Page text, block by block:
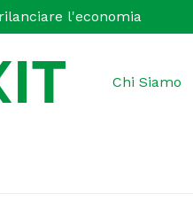
l'economia
Chi Siamo